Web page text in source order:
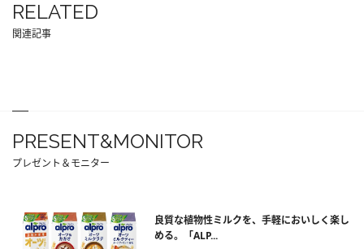
RELATED
関連記事
PRESENT&MONITOR
プレゼント＆モニター
良質な植物性ミルクを、手軽においしく楽し
める。「ALP...